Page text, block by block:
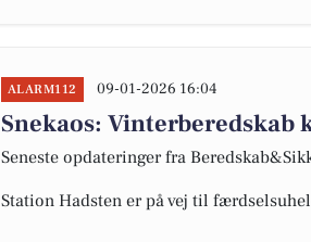
ALARM112 09-01-2026 16:04
Snekaos:
Seneste opdateringer fra
Station Hadsten er på vej til